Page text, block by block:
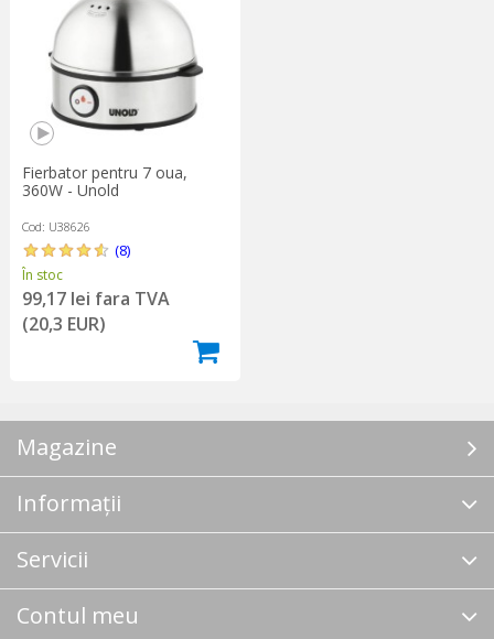
Fierbator pentru 7 oua,
360W - Unold
Cod: U38626
(8)
În stoc
99,17 lei fara TVA
(20,3 EUR)
Magazine
Informații
Servicii
Contul meu